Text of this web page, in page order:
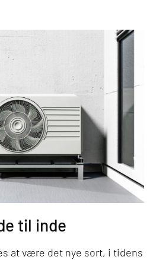
til inde
at være det nye sort, i tidens